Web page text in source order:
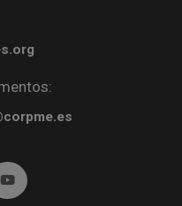
en ventana nueva)
(abre en ventana nueva)
Ir a YouTube (abre en